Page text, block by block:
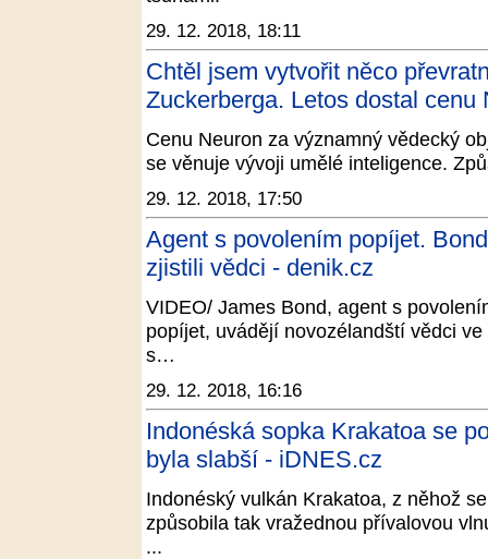
29. 12. 2018, 18:11
Chtěl jsem vytvořit něco
Zuckerberga. Letos dostal cenu
Cenu Neuron za významný vědecký
se věnuje vývoji umělé inteligence.
29. 12. 2018, 17:50
Agent s povolením popíjet.
zjistili vědci - denik.cz
VIDEO/ James Bond, agent s
popíjet, uvádějí novozélandští vědci
s…
29. 12. 2018, 16:16
Indonéská sopka Krakatoa se
byla slabší - iDNES.cz
Indonéský vulkán Krakatoa, z něhož
způsobila tak vražednou přívalovou
...